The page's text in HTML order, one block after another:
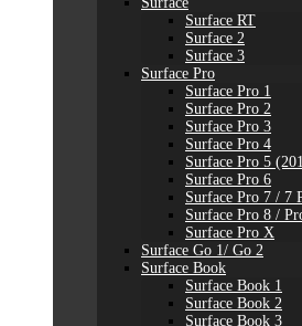
Surface RT
Surface 2
Surface 3
Surface Pro
Surface Pro 1
Surface Pro 2
Surface Pro 3
Surface Pro 4
Surface Pro 5
Surface Pro 6
Surface Pro 7 / 7
Surface Pro 8 /
Surface Pro X
Surface Go 1/ Go 2
Surface Book
Surface Book 1
Surface Book 2
Surface Book 3